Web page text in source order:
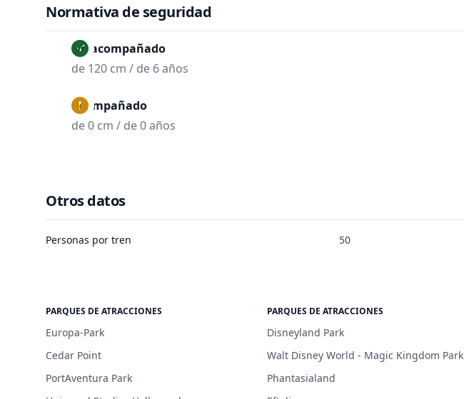
Normativa de seguridad
No acompañado
de 120 cm / de 6 años
Acompañado
de 0 cm / de 0 años
Otros datos
Personas por tren 50
PARQUES DE ATRACCIONES
Europa-Park
Cedar Point
PortAventura Park
PARQUES DE ATRACCIONES
Disneyland Park
Walt Disney World - Magic Kingdom Park
Phantasialand